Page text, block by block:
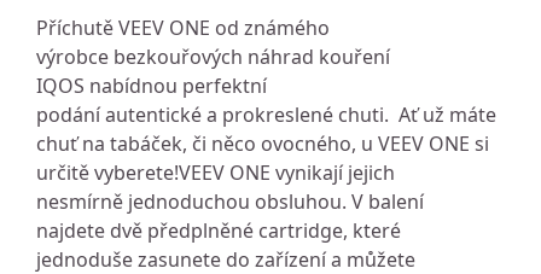
Příchutě VEEV ONE od známého
výrobce bezkouřových náhrad kouření
IQOS nabídnou perfektní
podání autentické a prokreslené chuti. Ať už máte
chuť na tabáček, či něco ovocného, u VEEV ONE si
určitě vyberete!VEEV ONE vynikají jejich
nesmírně jednoduchou obsluhou. V balení
najdete dvě předplněné cartridge, které
jednoduše zasunete do zařízení a můžete